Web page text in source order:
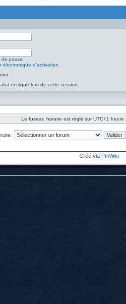
de passe
électronique d’activation
en ligne lors de cette session
Le fuseau horaire est réglé sur UTC+1 heure
Créé via PmWiki